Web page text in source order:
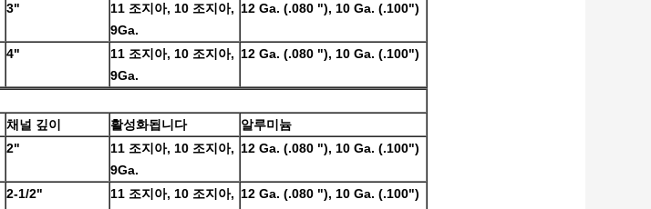
3"
11 조지아, 10 조지아,
9Ga.
12 Ga. (.080 "), 10 Ga. (.100")
4"
11 조지아, 10 조지아,
9Ga.
12 Ga. (.080 "), 10 Ga. (.100")
채널 깊이 활성화됩니다
알루미늄
2"
11 조지아, 10 조지아,
9Ga.
12 Ga. (.080 "), 10 Ga. (.100")
2-1/2"
11 조지아, 10 조지아, 12 Ga. (.080 "), 10 Ga. (.100")